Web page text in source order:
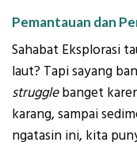
Pemantauan dan
Sahabat Eksplorasi
laut? Tapi sayang
strugglebanget
karang, sampai
ngatasin ini, kita